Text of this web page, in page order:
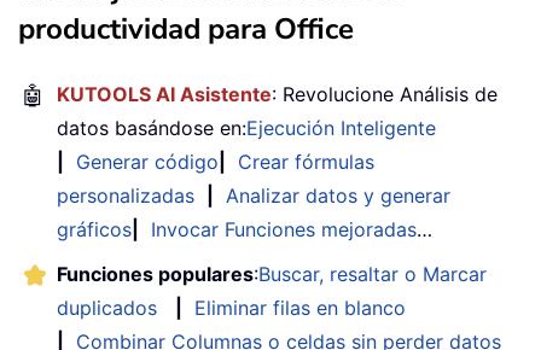
productividad para Office
🤖 KUTOOLS AI Asistente: Revolucione Análisis de
datos basándose en:Ejecución Inteligente
Generar código
Crear fórmulas
personalizadas
Analizar datos y generar
gráficos
Invocar Funciones mejoradas…
Funciones populares:Buscar, resaltar o Marcar
duplicados
Eliminar filas en blanco
Combinar Columnas o celdas sin perder datos